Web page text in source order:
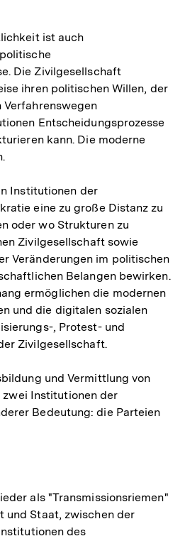
ist auch
Die Zivilgesellschaft
ihren politischen Willen, der
Entscheidungsprozesse
kann. Die moderne
Institutionen der
eine zu große Distanz zu
oder wo Strukturen zu
Zivilgesellschaft sowie
Veränderungen im politischen
Belangen bewirken.
ermöglichen die modernen
und die digitalen sozialen
, Protest- und
Zivilgesellschaft.
und Vermittlung von
Institutionen der
Bedeutung: die Parteien
als "Transmissionsriemen"
und Staat, zwischen der
des